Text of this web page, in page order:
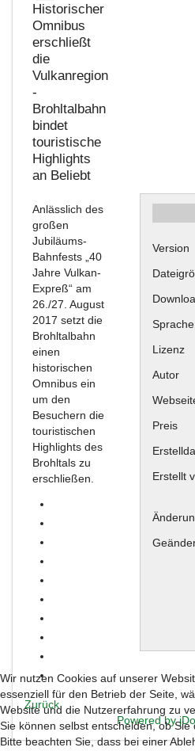
Historischer
Omnibus
erschließt
die
Vulkanregion
-
Brohltalbahn
bindet
touristische
Highlights
an Beliebt
Anlässlich des
großen
Jubiläums-
Bahnfests „40
Jahre Vulkan-
Expreß“ am
26./27. August
2017 setzt die
Brohltalbahn
einen
historischen
Omnibus ein
um den
Besuchern die
touristischen
Highlights des
Brohltals zu
erschließen.
Version
Sprache
Lizenz
Autor
Preis
Erstellt
Zurück
Powered by
Wir nutzen Cookies auf unserer
essenziell für den Betrieb der Seite,
Website und die Nutzererfahrung zu
Sie können selbst entscheiden, ob Sie
Bitte beachten Sie, dass bei einer